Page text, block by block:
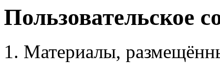
Пользовательское
Материалы,